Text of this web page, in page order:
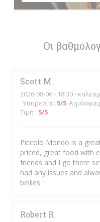
Οι
Scott M
2026-08-06- 18:30 -
Υπηρεσία : 5/5
Τιμή : 5/5
Piccolo Mondo is a
priced, great food with
friends and I go there
had any issues and
bellies.
Robert R